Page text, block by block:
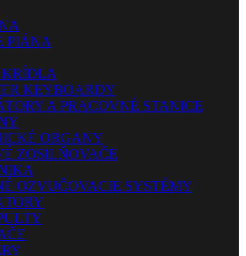
PIÁNA
KEYBOARDY
A PRACOVNÉ STANICE
ORGANY
ZOSILŇOVAČE
OZVUČOVACIE SYSTÉMY